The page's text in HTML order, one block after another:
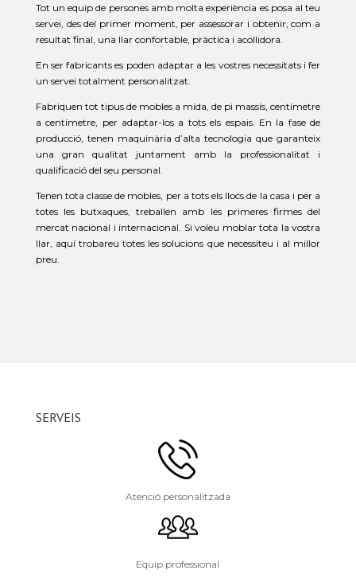
Tot un equip de persones amb molta experiència es posa al teu
servei, des del primer moment, per assessorar i obtenir, com a
resultat final, una llar confortable, pràctica i acollidora.
En ser fabricants es poden adaptar a les vostres necessitats i fer
un servei totalment personalitzat.
Fabriquen tot tipus de mobles a mida, de pi massís, centímetre
a centímetre, per adaptar-los a tots els espais. En la fase de
producció, tenen maquinària d’alta tecnologia que garanteix
una gran qualitat juntament amb la professionalitat i
qualificació del seu personal.
Tenen tota classe de mobles, per a tots els llocs de la casa i per a
totes les butxaques, treballen amb les primeres firmes del
mercat nacional i internacional. Si voleu moblar tota la vostra
llar, aquí trobareu totes les solucions que necessiteu i al millor
preu.
SERVEIS
Atenció personalitzada
Equip professional